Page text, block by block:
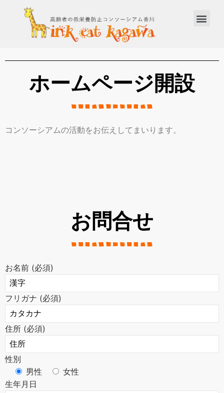
ホームページ開設
コンソーシアムの活動をお伝えしてまいります。
お問合せ
お名前 (必須)
フリガナ (必須)
住所 (必須)
性別
男性
女性
生年月日